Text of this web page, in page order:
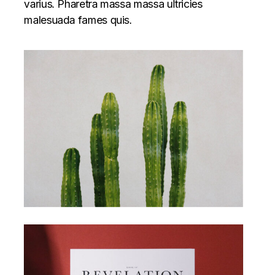
varius. Pharetra massa massa ultricies
malesuada fames quis.